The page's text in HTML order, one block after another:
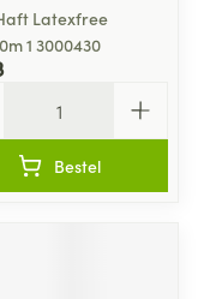
Latexfree
1 3000430
Bestel